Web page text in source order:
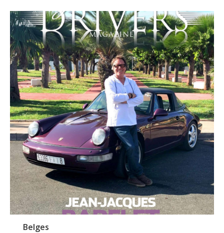
Belges